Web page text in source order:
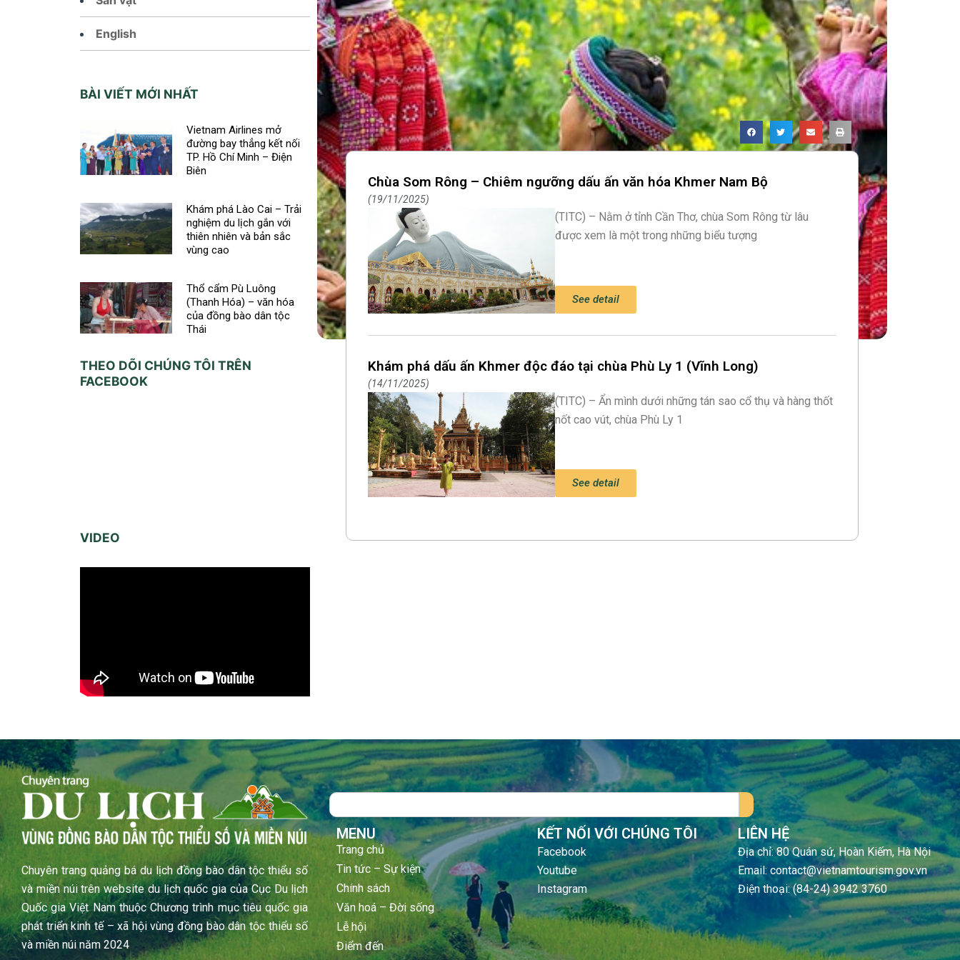
English
BÀI VIẾT MỚI NHẤT
Vietnam Airlines mở
đường bay thẳng kết nối
TP. Hồ Chí Minh – Điện
Biên
Khám phá Lào Cai – Trải
nghiệm du lịch gắn với
thiên nhiên và bản sắc
vùng cao
Thổ cẩm Pù Luông
(Thanh Hóa) – văn hóa
của đồng bào dân tộc
Thái
THEO DÕI CHÚNG TÔI TRÊN
FACEBOOK
VIDEO
Chùa Som Rông – Chiêm ngưỡng dấu ấn văn hóa Khmer Nam Bộ
19/11/2025
(TITC) – Nằm ở tỉnh Cần Thơ, chùa Som Rông từ lâu
được xem là một trong những biểu tượng
See detail
Khám phá dấu ấn Khmer độc đáo tại chùa Phù Ly 1 (Vĩnh Long)
14/11/2025
(TITC) – Ẩn mình dưới những tán sao cổ thụ và hàng thốt
nốt cao vút, chùa Phù Ly 1
See detail
Chuyên trang quảng bá du lịch đồng bào dân tộc thiểu số
và miền núi trên website du lịch quốc gia của Cục Du lịch
Quốc gia Việt Nam thuộc Chương trình mục tiêu quốc gia
phát triển kinh tế – xã hội vùng đồng bào dân tộc thiểu số
và miền núi năm 2024
Search
MENU
Trang chủ
Tin tức – Sự kiện
Chính sách
Văn hoá – Đời sống
Lễ hội
Điểm đến
KẾT NỐI VỚI CHÚNG TÔI
Facebook
Youtube
Instagram
LIÊN HỆ
Địa chỉ: 80 Quán sứ, Hoàn Kiếm, Hà Nội
Email: contact@vietnamtourism.gov.vn
Điện thoại: (84-24) 3942 3760